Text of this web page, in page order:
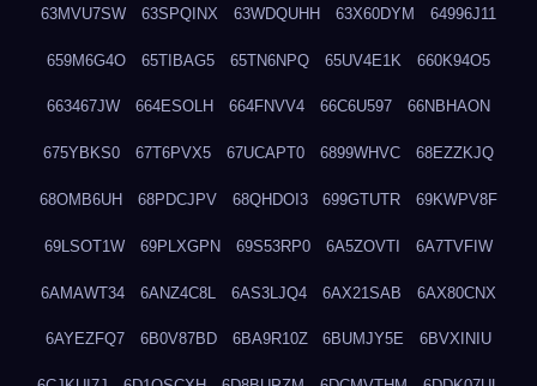
63MVU7SW 63SPQINX 63WDQUHH 63X60DYM 64996J11
659M6G4O 65TIBAG5 65TN6NPQ 65UV4E1K 660K94O5
663467JW 664ESOLH 664FNVV4 66C6U597 66NBHAON
675YBKS0 67T6PVX5 67UCAPT0 6899WHVC 68EZZKJQ
68OMB6UH 68PDCJPV 68QHDOI3 699GTUTR 69KWPV8F
69LSOT1W 69PLXGPN 69S53RP0 6A5ZOVTI 6A7TVFIW
6AMAWT34 6ANZ4C8L 6AS3LJQ4 6AX21SAB 6AX80CNX
6AYEZFQ7 6B0V87BD 6BA9R10Z 6BUMJY5E 6BVXINIU